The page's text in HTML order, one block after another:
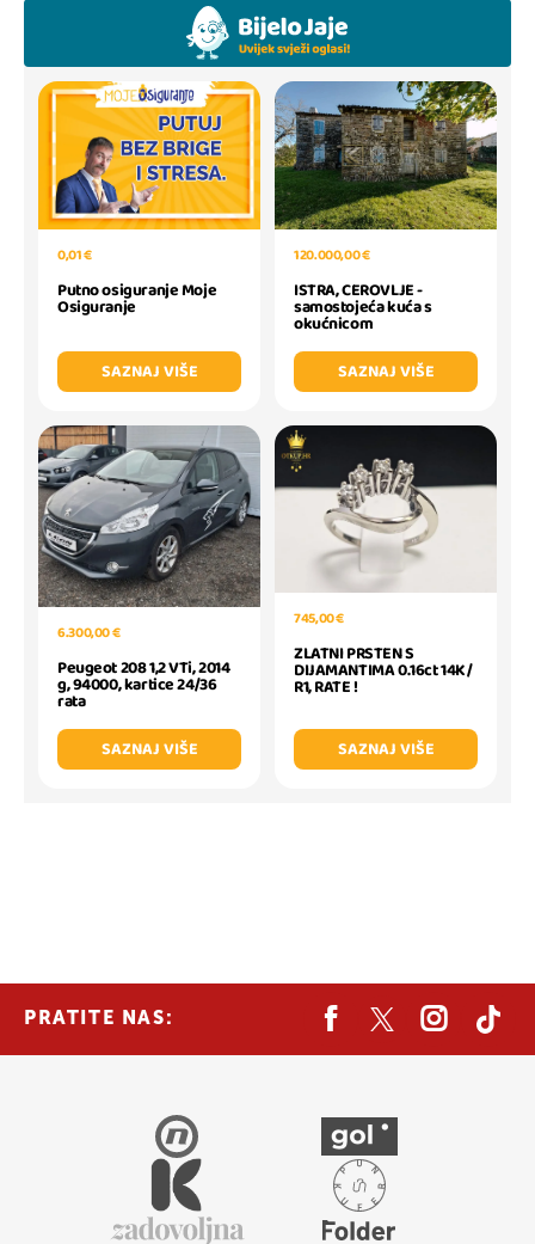
0,01 €
Putno osiguranje Moje
Osiguranje
SAZNAJ VIŠE
120.000,00 €
ISTRA, CEROVLJE -
samostojeća kuća s
okućnicom
SAZNAJ VIŠE
6.300,00 €
Peugeot 208 1,2 VTi, 2014
g, 94000, kartice 24/36
rata
SAZNAJ VIŠE
745,00 €
ZLATNI PRSTEN S
DIJAMANTIMA 0.16ct 14K /
R1, RATE !
SAZNAJ VIŠE
PRATITE NAS: